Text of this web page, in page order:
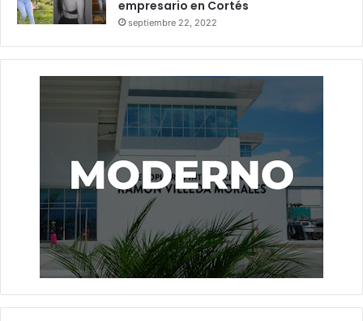
empresario en Cortés
septiembre 22, 2022